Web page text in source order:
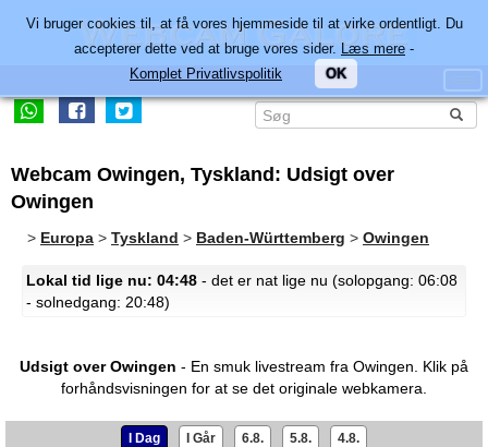
Webcam Owingen, Tyskland: Udsigt over
Owingen
> Europa > Tyskland > Baden-Württemberg > Owingen
Lokal tid lige nu: 04:48 - det er nat lige nu (solopgang: 06:08
- solnedgang: 20:48)
Udsigt over Owingen - En smuk livestream fra Owingen.
Klik på
forhåndsvisningen for at se det originale webkamera.
I Dag I Går 6.8. 5.8. 4.8.
Vi bruger cookies til, at få vores hjemmeside til at virke ordentligt. Du
accepterer dette ved at bruge vores sider. Læs mere -
Komplet Privatlivspolitik
OK